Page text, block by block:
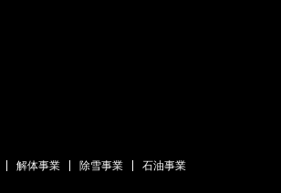
解体事業 除雪事業 石油事業